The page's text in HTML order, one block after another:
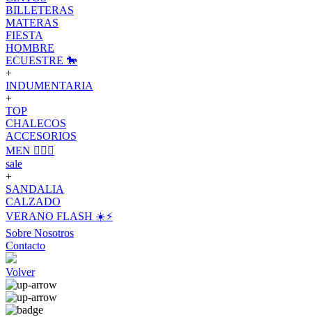
BILLETERAS
MATERAS
FIESTA
HOMBRE
ECUESTRE 🐎
+
INDUMENTARIA
+
TOP
CHALECOS
ACCESORIOS
MEN 🙋🏽‍♂️
sale
+
SANDALIA
CALZADO
VERANO FLASH ☀️⚡️
Sobre Nosotros
Contacto
Volver